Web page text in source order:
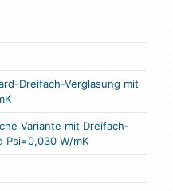
Dreifach-Verglasung mit
Variante mit Dreifach-
Psi=0,030 W/mK